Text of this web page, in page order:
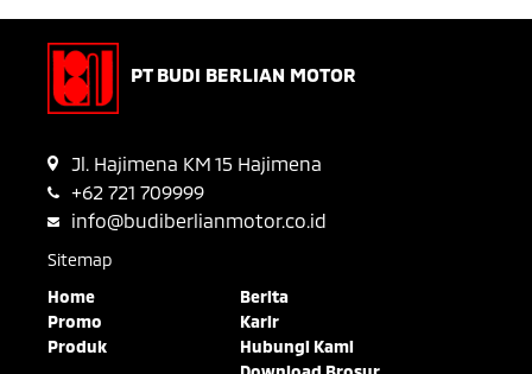
PT BUDI BERLIAN MOTOR
Jl. Hajimena KM 15 Hajimena
+62 721 709999
info@budiberlianmotor.co.id
Sitemap
Home
Promo
Produk
Berita
Karir
Hubungi Kami